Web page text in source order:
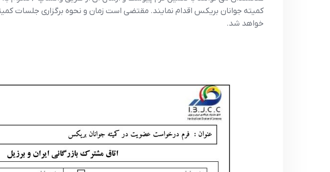
کمیته جوانان بریکس اقدام نمایند. مقتضی است زمان و نحوه برگزاری جلسات
خواهد شد.